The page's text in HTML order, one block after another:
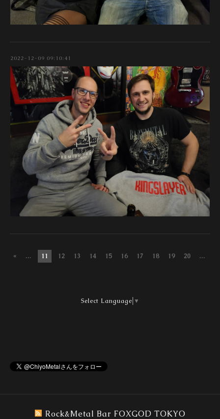
2022-12-09 09:10:41
« ... 11 12 13 14 15 16 17 18 19 20 ...
Select Language ▼
Rock&Metal Bar FOXGOD TOKYO